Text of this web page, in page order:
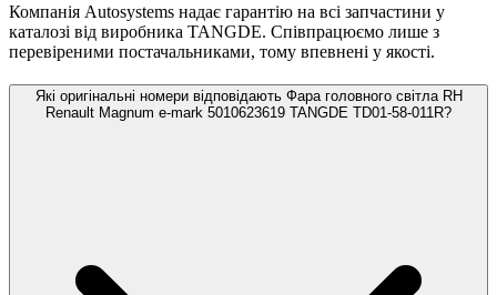
Компанія Autosystems надає гарантію на всі запчастини у
каталозі від виробника TANGDE. Співпрацюємо лише з
перевіреними постачальниками, тому впевнені у якості.
Які оригінальні номери відповідають Фара головного світла RH
Renault Magnum e-mark 5010623619 TANGDE TD01-58-011R?